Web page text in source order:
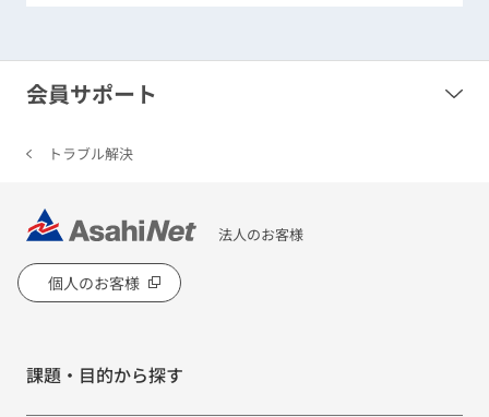
会員サポート
トラブル解決
法人のお客様
個人のお客様
課題・目的から探す